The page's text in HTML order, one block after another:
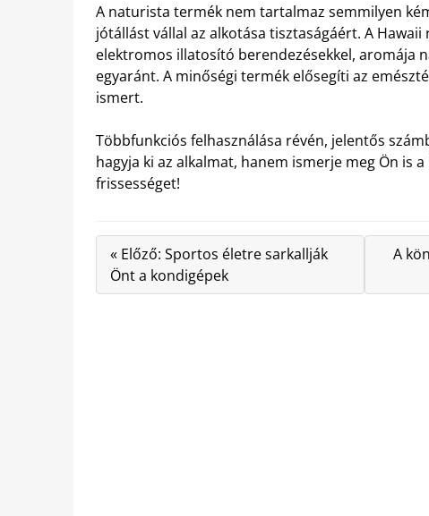
A naturista termék nem tartalmaz semmilyen
jótállást vállal az alkotása tisztaságáért. A
elektromos illatosító berendezésekkel, aromája
egyaránt. A minőségi termék elősegíti az
ismert.
Többfunkciós felhasználása révén, jelentős
hagyja ki az alkalmat, hanem ismerje meg Ön is
frissességet!
« Előző: Sportos életre sarkallják
Önt a kondigépek
A